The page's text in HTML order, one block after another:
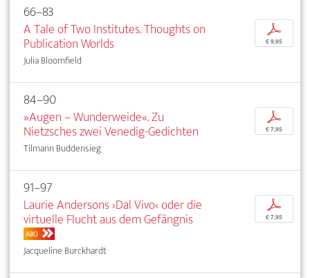
66–83
A Tale of Two Institutes. Thoughts on
Publication Worlds
Julia Bloomfield
p
€ 9,95
84–90
»Augen – Wunderweide«. Zu
Nietzsches zwei Venedig-Gedichten
Tilmann Buddensieg
p
€ 7,95
91–97
Laurie Andersons ›Dal Vivo‹ oder die
virtuelle Flucht aus dem Gefängnis
ABO
Jacqueline Burckhardt
p
€ 7,95